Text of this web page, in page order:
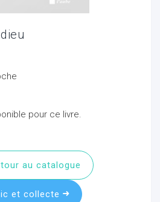
pour ce livre.
au catalogue
et collecte